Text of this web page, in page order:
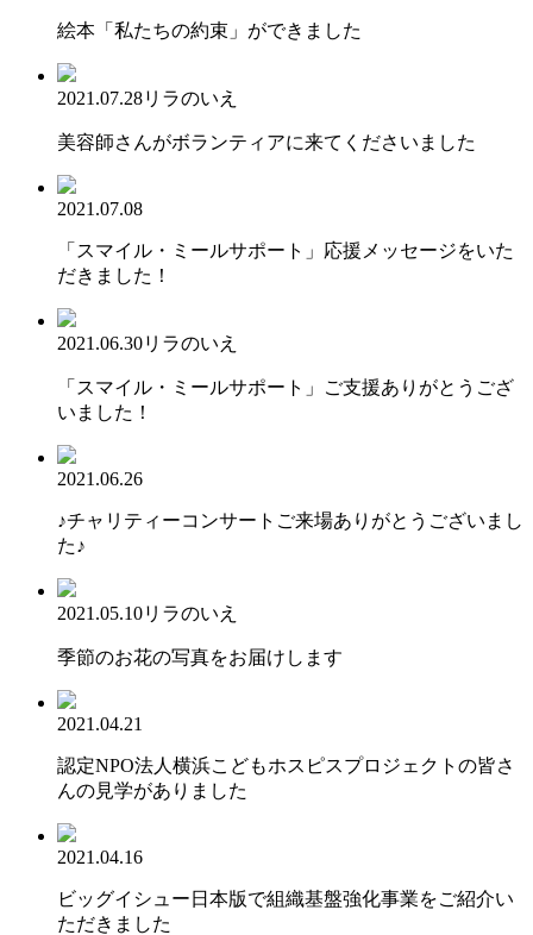
絵本「私たちの約束」ができました
2021.07.28リラのいえ
美容師さんがボランティアに来てくださいました
2021.07.08
「スマイル・ミールサポート」応援メッセージをいた
だきました！
2021.06.30リラのいえ
「スマイル・ミールサポート」ご支援ありがとうござ
いました！
2021.06.26
♪チャリティーコンサートご来場ありがとうございまし
た♪
2021.05.10リラのいえ
季節のお花の写真をお届けします
2021.04.21
認定NPO法人横浜こどもホスピスプロジェクトの皆さ
んの見学がありました
2021.04.16
ビッグイシュー日本版で組織基盤強化事業をご紹介い
ただきました